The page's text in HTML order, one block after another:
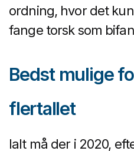
ordning, hvor det
fange torsk som
Bedst mulige
flertallet
Ialt må der i 2020,